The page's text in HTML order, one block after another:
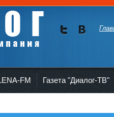
FM Газета "Диалог-ТВ"